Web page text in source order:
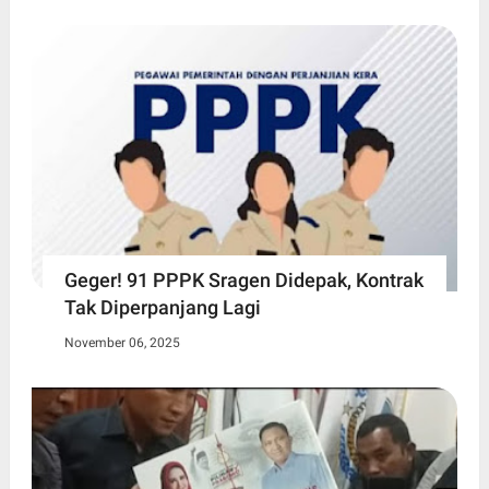
Geger! 91 PPPK Sragen Didepak, Kontrak
Tak Diperpanjang Lagi
November 06, 2025